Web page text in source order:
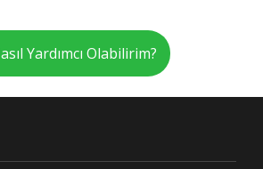
Yardımcı Olabilirim?